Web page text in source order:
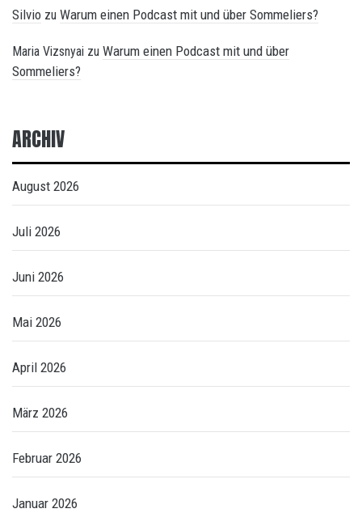
Silvio zu Warum einen Podcast mit und über Sommeliers?
Maria Vizsnyai zu Warum einen Podcast mit und über
Sommeliers?
ARCHIV
August 2026
Juli 2026
Juni 2026
Mai 2026
April 2026
März 2026
Februar 2026
Januar 2026